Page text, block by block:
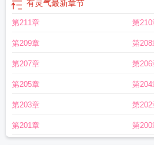
点 有灵气
性有品德心得体会
有灵性的女
明十大有灵性的动物 有灵性
词有灵性的女人是什么样的 有灵性的女孩子
灵主语句有担当 有灵活就业医保还需要交居
本事有血性有品德
有灵魂是什么意思
机型有灵性的生肖 有灵的活人有
思有灵感是什么意思有灵异事件吗有灵气
有灵气最新章节
第211章 第210
第209章 第208
第207章 第206
第205章 第204
第203章 第202
第201章 第200